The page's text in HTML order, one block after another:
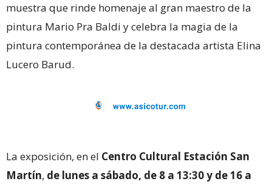
muestra que rinde homenaje al gran maestro de la
pintura Mario Pra Baldi y celebra la magia de la
pintura contemporánea de la destacada artista Elina
Lucero Barud.
La exposición, en el Centro Cultural Estación San
Martín, de lunes a sábado, de 8 a 13:30 y de 16 a